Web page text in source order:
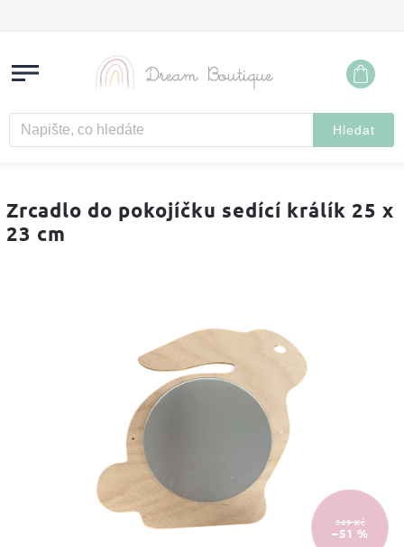
Hledat
Zrcadlo do pokojíčku sedící králík 25 x
23 cm
349 Kč
–51 %